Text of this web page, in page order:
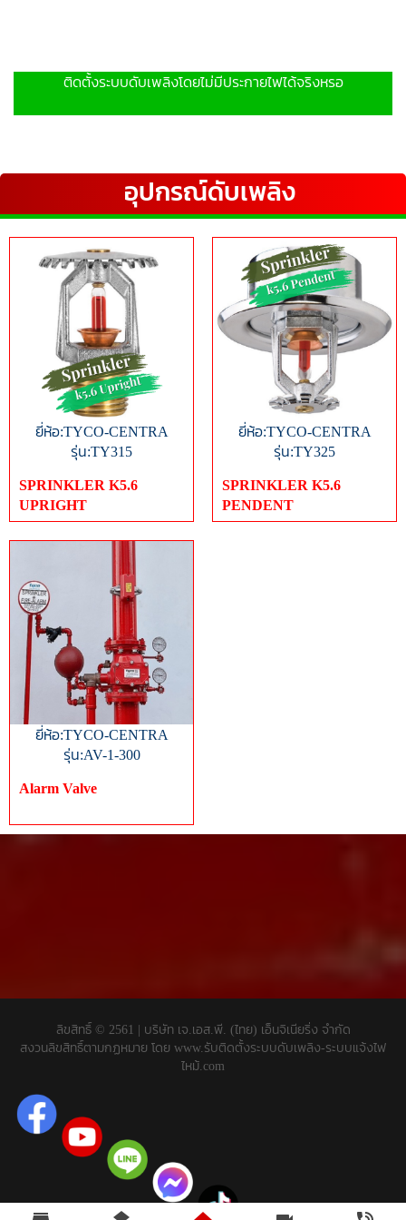
ติดตั้งระบบดับเพลิงโดยไม่มีประกายไฟได้จริงหรอ
อุปกรณ์ดับเพลิง
ยี่ห้อ:TYCO-CENTRA
รุ่น:TY315
SPRINKLER K5.6
UPRIGHT
ยี่ห้อ:TYCO-CENTRA
รุ่น:TY325
SPRINKLER K5.6
PENDENT
ยี่ห้อ:TYCO-CENTRA
รุ่น:AV-1-300
Alarm Valve
ลิขสิทธิ์ © 2561 | บริษัท เจ.เอส.พี. (ไทย) เอ็นจิเนียริ่ง จำกัด
สงวนลิขสิทธิ์ตามกฏหมาย โดย www.รับติดตั้งระบบดับเพลิง-ระบบแจ้งไฟ
ไหม้.com